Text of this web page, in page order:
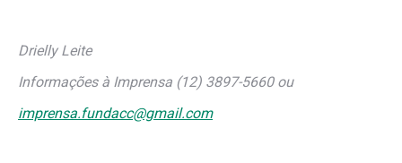
Drielly Leite
Informações à Imprensa (12) 3897-5660 ou
imprensa.fundacc@gmail.com